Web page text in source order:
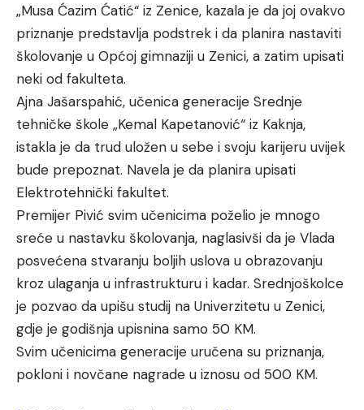
„Musa Ćazim Ćatić“ iz Zenice, kazala je da joj ovakvo
priznanje predstavlja podstrek i da planira nastaviti
školovanje u Općoj gimnaziji u Zenici, a zatim upisati
neki od fakulteta.
Ajna Jašarspahić, učenica generacije Srednje
tehničke škole „Kemal Kapetanović“ iz Kaknja,
istakla je da trud uložen u sebe i svoju karijeru uvijek
bude prepoznat. Navela je da planira upisati
Elektrotehnički fakultet.
Premijer Pivić svim učenicima poželio je mnogo
sreće u nastavku školovanja, naglasivši da je Vlada
posvećena stvaranju boljih uslova u obrazovanju
kroz ulaganja u infrastrukturu i kadar. Srednjoškolce
je pozvao da upišu studij na Univerzitetu u Zenici,
gdje je godišnja upisnina samo 50 KM.
Svim učenicima generacije uručena su priznanja,
pokloni i novčane nagrade u iznosu od 500 KM.